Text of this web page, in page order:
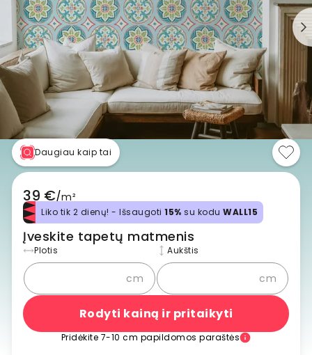
Daugiau kaip tai
39 €/m²
Liko tik 2 dienų! - Išsaugoti 15% su kodu WALL15
Įveskite tapetų matmenis
Plotis
cm
Aukštis
cm
Rodyti kainą ir pritaikyti
Pridėkite 7-10 cm papildomos paraštės